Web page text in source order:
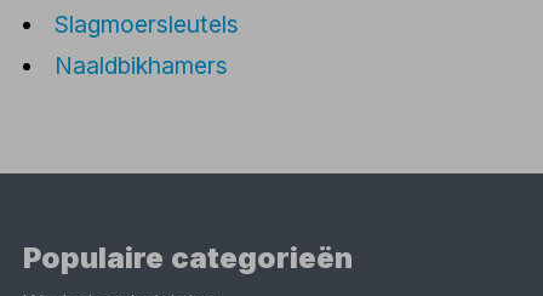
Slagmoersleutels
Naaldbikhamers
Populaire categorieën